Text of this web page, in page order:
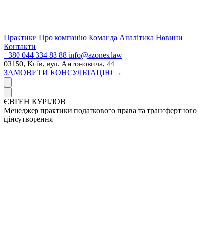
Практики Про компанію Команда Аналітика Новини
Контакти
+380 044 334 88 88 info@azones.law
03150, Київ, вул. Антоновича, 44
ЗАМОВИТИ КОНСУЛЬТАЦІЮ →
ЄВГЕН КУРІЛОВ
Менеджер практики податкового права та трансфертного
ціноутворення